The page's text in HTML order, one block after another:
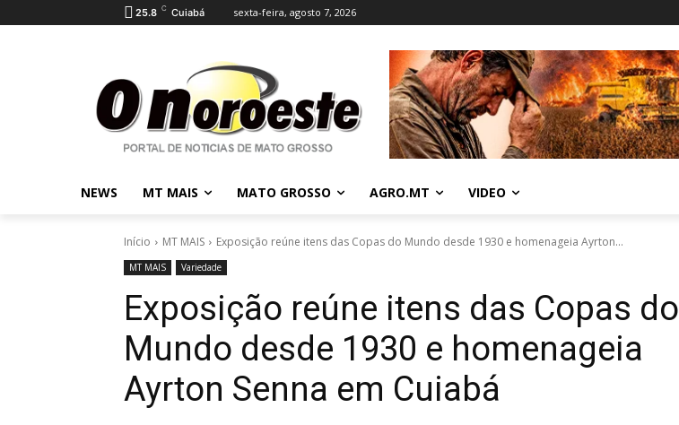
25.8 C Cuiabá sexta-feira, agosto 7, 2026
NEWS MT MAIS MATO GROSSO AGRO.MT VIDEO
Início MT MAIS Exposição reúne itens das Copas do Mundo desde 1930 e homenageia Ayrton...
MT MAIS Variedade
Exposição reúne itens das Copas do
Mundo desde 1930 e homenageia
Ayrton Senna em Cuiabá